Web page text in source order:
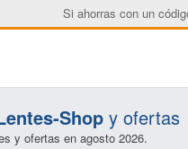
Si ahorras con un
Shop y ofertas
y ofertas en agosto 2026.